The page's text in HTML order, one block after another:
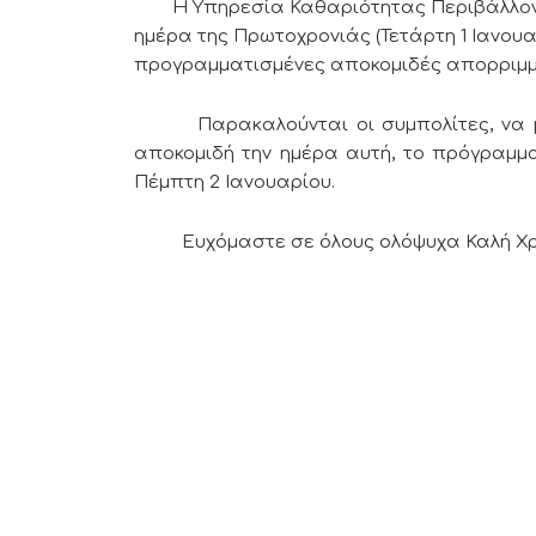
Η Υπηρεσία Καθαριότητας
ημέρα της Πρωτοχρονιάς (Τετάρτη 1
προγραμματισμένες αποκομιδές
Παρακαλούνται οι συμπολίτες, να
αποκομιδή την ημέρα αυτή, το
Πέμπτη 2 Ιανουαρίου.
Ευχόμαστε σε όλους ολόψυχα Καλή